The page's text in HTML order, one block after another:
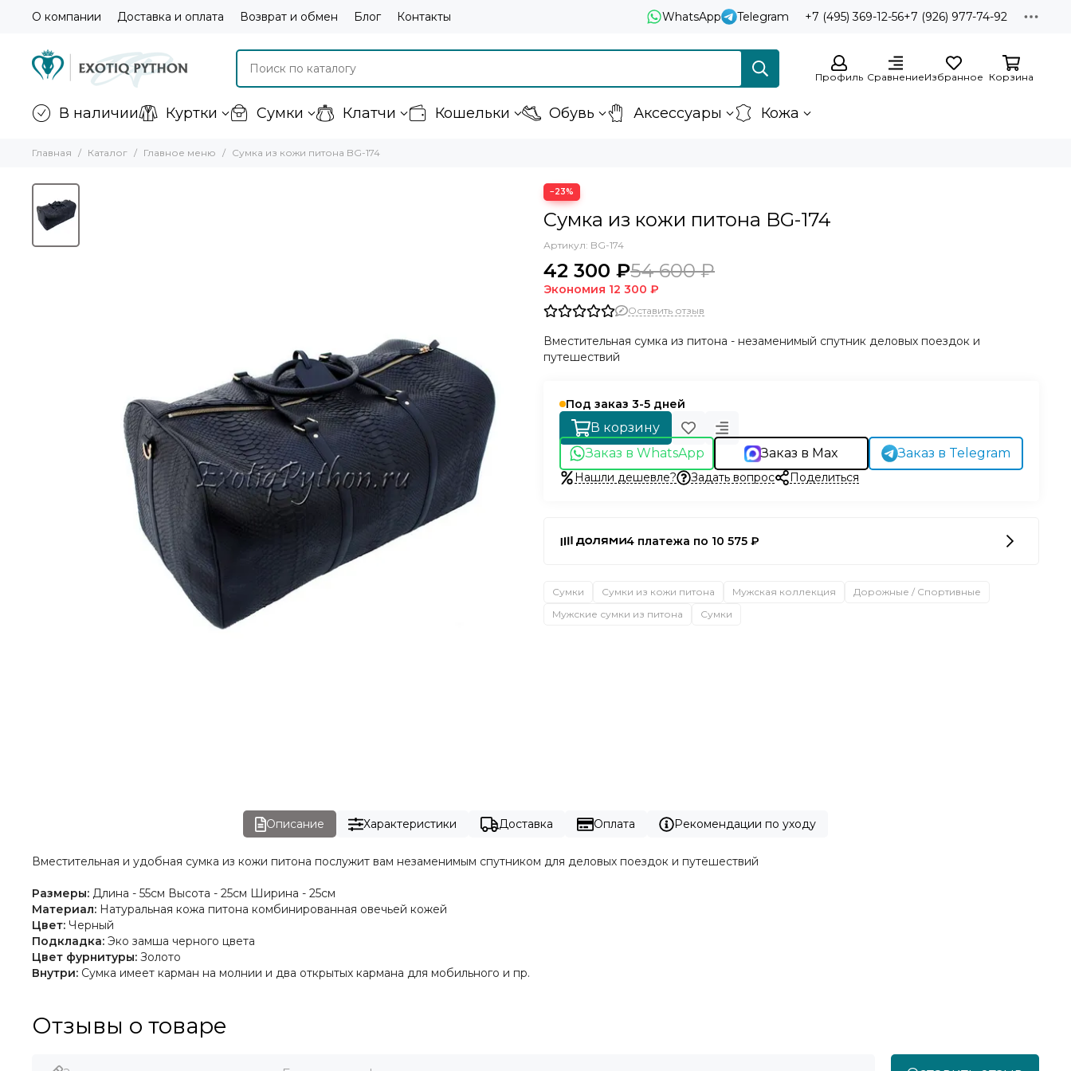
О компании Доставка и оплата Возврат и обмен Блог Контакты WhatsApp Telegram +7 (495) 369-12-56+7 (926) 977-74-92
Профиль СравнениеИзбранное Корзина
В наличии Куртки Сумки Клатчи Кошельки Обувь Аксессуары Кожа
Главная Каталог Главное меню Сумка из кожи питона BG-174
−23%
Сумка из кожи питона BG-174
Артикул: BG-174
42 300 ₽54 600 ₽
Экономия 12 300 ₽
Оставить отзыв
Вместительная сумка из питона - незаменимый спутник деловых поездок и
путешествий
Под заказ 3-5 дней
В корзину
Заказ в WhatsApp
Заказ в Max Заказ в Telegram
Нашли дешевле? Задать вопрос Поделиться
4 платежа по 10 575 ₽
Сумки Сумки из кожи питона Мужская коллекция
Дорожные / Спортивные
Мужские сумки из питона
Сумки
Описание Характеристики Доставка Оплата Рекомендации по уходу
Вместительная и удобная сумка из кожи питона послужит вам незаменимым спутником для деловых поездок и путешествий
Размеры: Длина - 55см Высота - 25см Ширина - 25см
Материал: Натуральная кожа питона комбинированная овечьей кожей
Цвет: Черный
Подкладка: Эко замша черного цвета
Цвет фурнитуры: Золото
Внутри: Сумка имеет карман на молнии и два открытых кармана для мобильного и пр.
Отзывы о товаре